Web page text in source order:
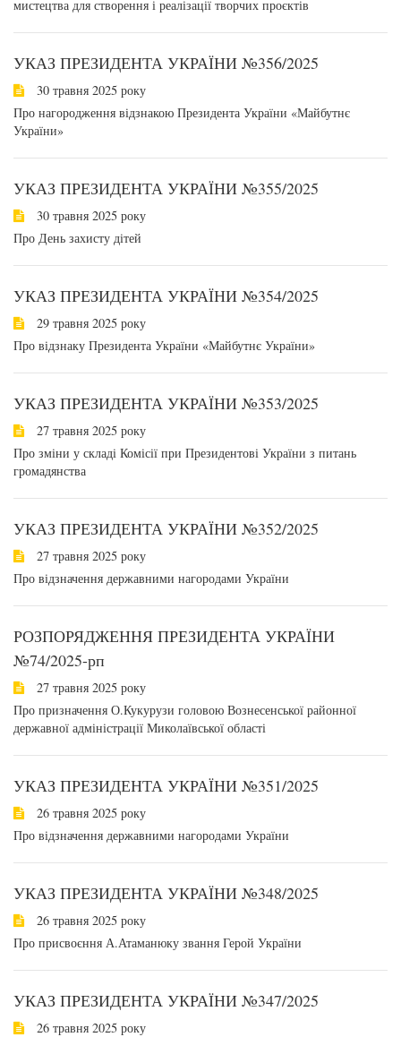
мистецтва для створення і реалізації творчих проєктів
УКАЗ ПРЕЗИДЕНТА УКРАЇНИ №356/2025
30 травня 2025 року
Про нагородження відзнакою Президента України «Майбутнє
України»
УКАЗ ПРЕЗИДЕНТА УКРАЇНИ №355/2025
30 травня 2025 року
Про День захисту дітей
УКАЗ ПРЕЗИДЕНТА УКРАЇНИ №354/2025
29 травня 2025 року
Про відзнаку Президента України «Майбутнє України»
УКАЗ ПРЕЗИДЕНТА УКРАЇНИ №353/2025
27 травня 2025 року
Про зміни у складі Комісії при Президентові України з питань
громадянства
УКАЗ ПРЕЗИДЕНТА УКРАЇНИ №352/2025
27 травня 2025 року
Про відзначення державними нагородами України
РОЗПОРЯДЖЕННЯ ПРЕЗИДЕНТА УКРАЇНИ
№74/2025-рп
27 травня 2025 року
Про призначення О.Кукурузи головою Вознесенської районної
державної адміністрації Миколаївської області
УКАЗ ПРЕЗИДЕНТА УКРАЇНИ №351/2025
26 травня 2025 року
Про відзначення державними нагородами України
УКАЗ ПРЕЗИДЕНТА УКРАЇНИ №348/2025
26 травня 2025 року
Про присвоєння А.Атаманюку звання Герой України
УКАЗ ПРЕЗИДЕНТА УКРАЇНИ №347/2025
26 травня 2025 року